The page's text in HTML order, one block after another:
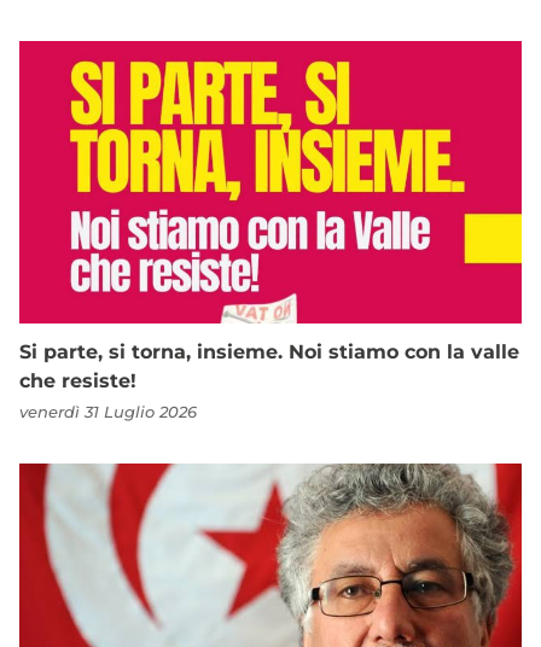
Si parte, si torna, insieme. Noi stiamo con la valle
che resiste!
venerdì 31 Luglio 2026